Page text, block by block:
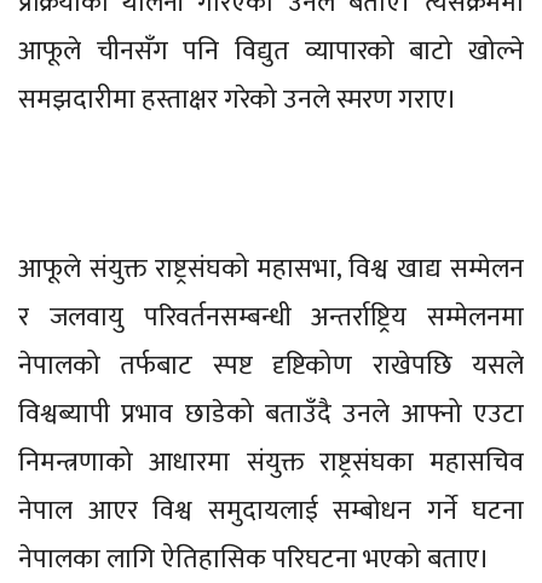
आफूले चीनसँग पनि विद्युत व्यापारको बाटो खोल्ने
समझदारीमा हस्ताक्षर गरेको उनले स्मरण गराए।
आफूले संयुक्त राष्ट्रसंघको महासभा, विश्व खाद्य सम्मेलन
र जलवायु परिवर्तनसम्बन्धी अन्तर्राष्ट्रिय सम्मेलनमा
नेपालको तर्फबाट स्पष्ट दृष्टिकोण राखेपछि यसले
विश्वब्यापी प्रभाव छाडेको बताउँदै उनले आफ्नो एउटा
निमन्त्रणाको आधारमा संयुक्त राष्ट्रसंघका महासचिव
नेपाल आएर विश्व समुदायलाई सम्बोधन गर्ने घटना
नेपालका लागि ऐतिहासिक परिघटना भएको बताए।